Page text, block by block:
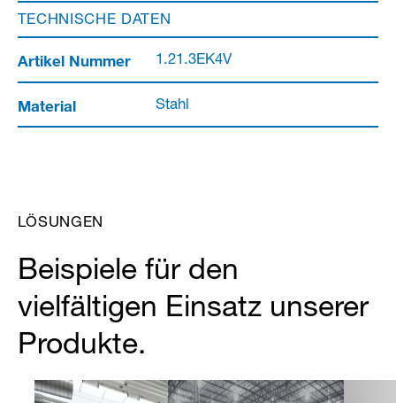
TECHNISCHE DATEN
Artikel Nummer 1.21.3EK4V
Material Stahl
LÖSUNGEN
Beispiele für den
vielfältigen Einsatz unserer
Produkte.